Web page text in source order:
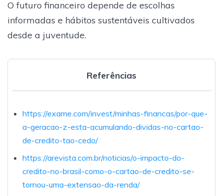
O futuro financeiro depende de escolhas
informadas e hábitos sustentáveis cultivados
desde a juventude.
Referências
https://exame.com/invest/minhas-financas/por-que-
a-geracao-z-esta-acumulando-dividas-no-cartao-
de-credito-tao-cedo/
https://arevista.com.br/noticias/o-impacto-do-
credito-no-brasil-como-o-cartao-de-credito-se-
tornou-uma-extensao-da-renda/